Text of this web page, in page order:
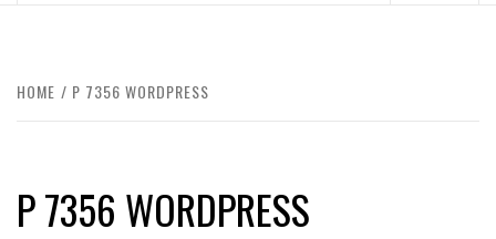
HOME P 7356 WORDPRESS
P 7356 WORDPRESS